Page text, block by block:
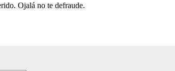
Ojalá no te defraude.